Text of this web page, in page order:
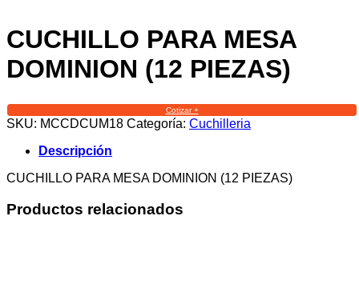
CUCHILLO PARA MESA
DOMINION (12 PIEZAS)
Cotizar +
SKU: MCCDCUM18 Categoría: Cuchilleria
Descripción
CUCHILLO PARA MESA DOMINION (12 PIEZAS)
Productos relacionados